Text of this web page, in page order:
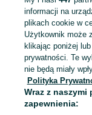
KATEGORIA
Mapa kategorii
Mapa miejscowości
Mapa ministron
informacji na
plikach cookie w
Użytkownik może
klikając poniżej
prywatności. Te
nie będą miały
Polityka
Wraz z naszymi
zapewnienia: